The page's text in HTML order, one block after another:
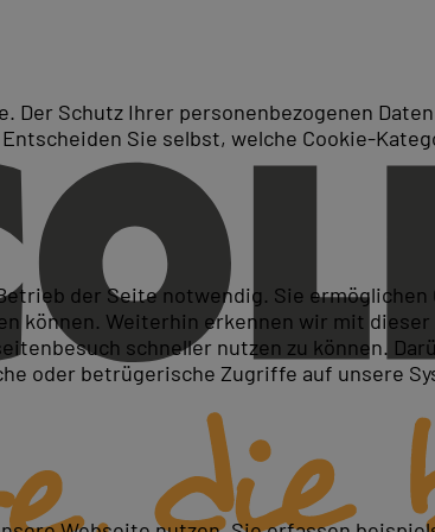
in Hannover
Der Schutz Ihrer personenbezogenen
Sie selbst, welche Cookie-
der Seite notwendig. Sie
können. Weiterhin erkennen wir mit
schneller nutzen zu können.
oder betrügerische Zugriffe auf unsere